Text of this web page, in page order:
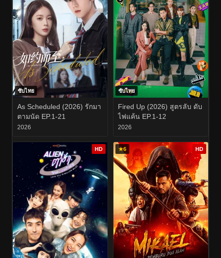
ซับไทย
As Scheduled (2026) รักมา
ตามนัด EP.1-21
2026
ซับไทย
Fired Up (2026) สูตรลับ ดับ
ไฟแค้น EP.1-12
2026
HD ★6 HD